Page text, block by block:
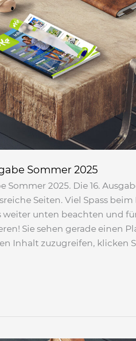
Sommer 2025
Sommer 2025. Die 16.
Seiten. Viel Spass
unten beachten und
Sie sehen gerade einen
Inhalt zuzugreifen, klicken